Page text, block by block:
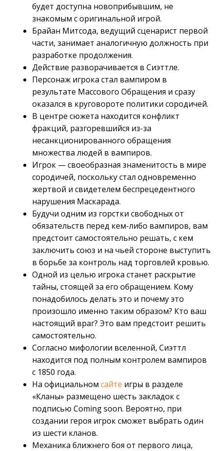
будет доступна новоприбывшим, не
знакомым с оригинальной игрой.
Брайан Митсода, ведущий сценарист первой
части, занимает аналогичную должность при
разработке продолжения.
Действие разворачивается в Сиэттле.
Персонаж игрока стал вампиром в
результате Массового Обращения и сразу
оказался в круговороте политики сородичей.
В центре сюжета находится конфликт
фракций, разгоревшийся из-за
несанкционированного обращения
множества людей в вампиров.
Игрок — своеобразная знаменитость в мире
сородичей, поскольку стал одновременно
жертвой и свидетелем беспрецедентного
нарушения Маскарада.
Будучи одним из горстки свободных от
обязательств перед кем-либо вампиров, вам
предстоит самостоятельно решать, с кем
заключить союз и на чьей стороне выступить
в борьбе за контроль над торговлей кровью.
Одной из целью игрока станет раскрытие
тайны, стоящей за его обращением. Кому
понадобилось делать это и почему это
произошло именно таким образом? Кто ваш
настоящий враг? Это вам предстоит решить
самостоятельно.
Согласно мифологии вселенной, Сиэттл
находится под полным контролем вампиров
с 1850 года.
На официальном сайте игры в разделе
«Кланы» размещено шесть закладок с
подписью Coming soon. Вероятно, при
создании героя игрок сможет выбрать один
из шести кланов.
Механика ближнего боя от первого лица,